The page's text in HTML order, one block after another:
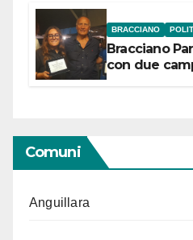
BRACCIANO
Bracciano
con due
Comuni
Anguillara